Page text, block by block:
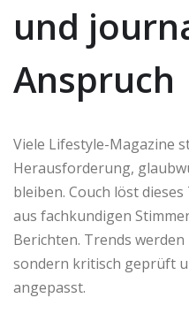
und
Anspruch
Viele Lifestyle-Magazine
Herausforderung,
bleiben. Couch löst
aus fachkundigen
Berichten. Trends
sondern kritisch geprüft
angepasst.